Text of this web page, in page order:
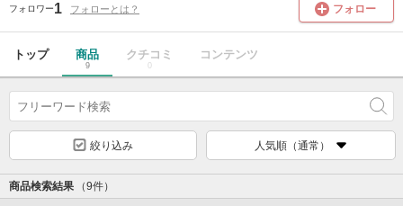
フォロワー1 フォローとは？ フォロー
トップ 商品
9
クチコミ
0
コンテンツ
絞り込み 人気順（通常）
商品検索結果 （9件）